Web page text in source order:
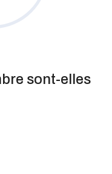
sont-elles